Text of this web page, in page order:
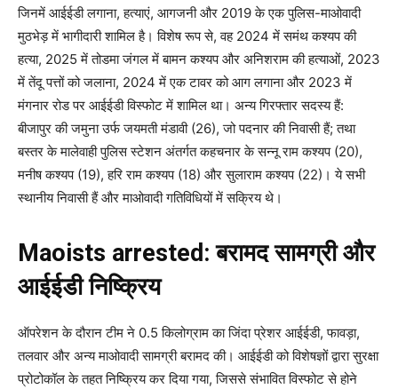
जिनमें आईईडी लगाना, हत्याएं, आगजनी और 2019 के एक पुलिस-माओवादी
मुठभेड़ में भागीदारी शामिल है। विशेष रूप से, वह 2024 में समंथ कश्यप की
हत्या, 2025 में तोडमा जंगल में बामन कश्यप और अनिशराम की हत्याओं, 2023
में तेंदू पत्तों को जलाना, 2024 में एक टावर को आग लगाना और 2023 में
मंगनार रोड पर आईईडी विस्फोट में शामिल था। अन्य गिरफ्तार सदस्य हैं:
बीजापुर की जमुना उर्फ जयमती मंडावी (26), जो पदनार की निवासी हैं; तथा
बस्तर के मालेवाही पुलिस स्टेशन अंतर्गत कहचनार के सन्नू राम कश्यप (20),
मनीष कश्यप (19), हरि राम कश्यप (18) और सुलाराम कश्यप (22)। ये सभी
स्थानीय निवासी हैं और माओवादी गतिविधियों में सक्रिय थे।
Maoists arrested: बरामद सामग्री और
आईईडी निष्क्रिय
ऑपरेशन के दौरान टीम ने 0.5 किलोग्राम का जिंदा प्रेशर आईईडी, फावड़ा,
तलवार और अन्य माओवादी सामग्री बरामद की। आईईडी को विशेषज्ञों द्वारा सुरक्षा
प्रोटोकॉल के तहत निष्क्रिय कर दिया गया, जिससे संभावित विस्फोट से होने